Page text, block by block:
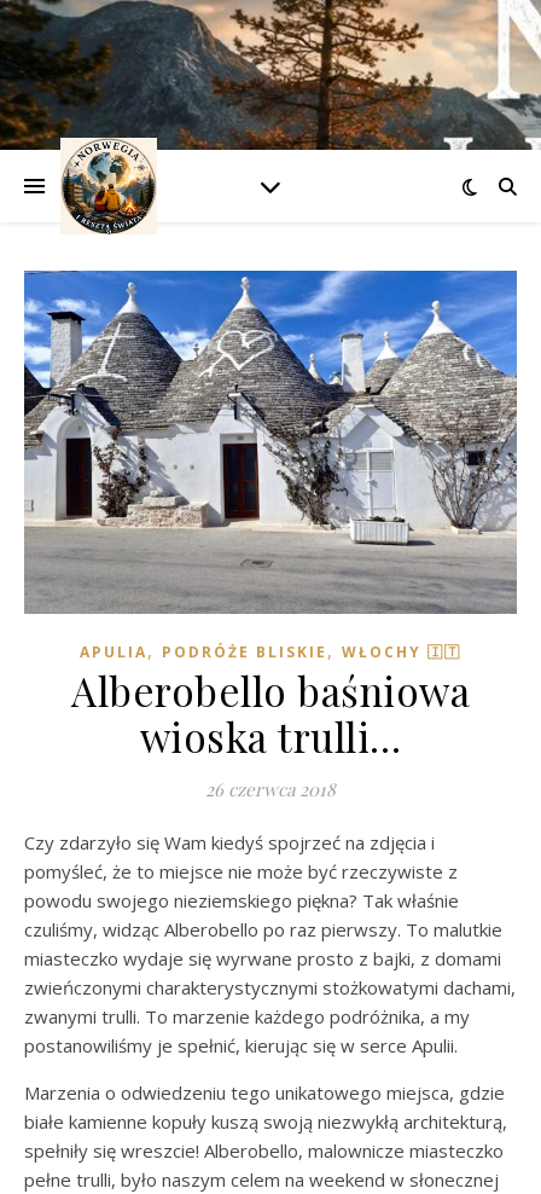
APULIA, PODRÓŻE BLISKIE , WŁOCHY 🇮🇹
Alberobello baśniowa
wioska trulli…
26 czerwca 2018
Czy zdarzyło się Wam kiedyś spojrzeć na zdjęcia i
pomyśleć, że to miejsce nie może być rzeczywiste z
powodu swojego nieziemskiego piękna? Tak właśnie
czuliśmy, widząc Alberobello po raz pierwszy. To malutkie
miasteczko wydaje się wyrwane prosto z bajki, z domami
zwieńczonymi charakterystycznymi stożkowatymi dachami,
zwanymi trulli. To marzenie każdego podróżnika, a my
postanowiliśmy je spełnić, kierując się w serce Apulii.
Marzenia o odwiedzeniu tego unikatowego miejsca, gdzie
białe kamienne kopuły kuszą swoją niezwykłą architekturą,
spełniły się wreszcie! Alberobello, malownicze miasteczko
pełne trulli, było naszym celem na weekend w słonecznej